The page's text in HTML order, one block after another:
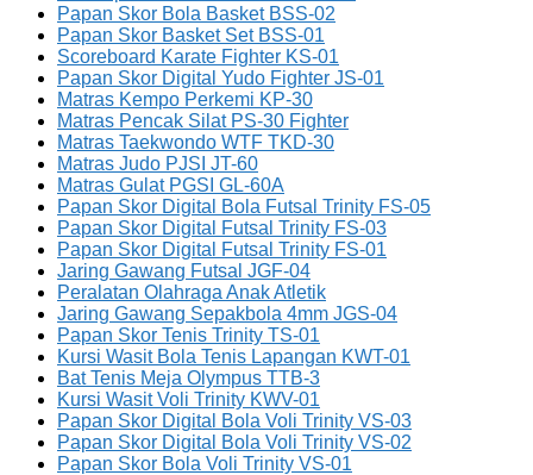
Papan Skor Bola Basket BSS-02
Papan Skor Basket Set BSS-01
Scoreboard Karate Fighter KS-01
Papan Skor Digital Yudo Fighter JS-01
Matras Kempo Perkemi KP-30
Matras Pencak Silat PS-30 Fighter
Matras Taekwondo WTF TKD-30
Matras Judo PJSI JT-60
Matras Gulat PGSI GL-60A
Papan Skor Digital Bola Futsal Trinity FS-05
Papan Skor Digital Futsal Trinity FS-03
Papan Skor Digital Futsal Trinity FS-01
Jaring Gawang Futsal JGF-04
Peralatan Olahraga Anak Atletik
Jaring Gawang Sepakbola 4mm JGS-04
Papan Skor Tenis Trinity TS-01
Kursi Wasit Bola Tenis Lapangan KWT-01
Bat Tenis Meja Olympus TTB-3
Kursi Wasit Voli Trinity KWV-01
Papan Skor Digital Bola Voli Trinity VS-03
Papan Skor Digital Bola Voli Trinity VS-02
Papan Skor Bola Voli Trinity VS-01